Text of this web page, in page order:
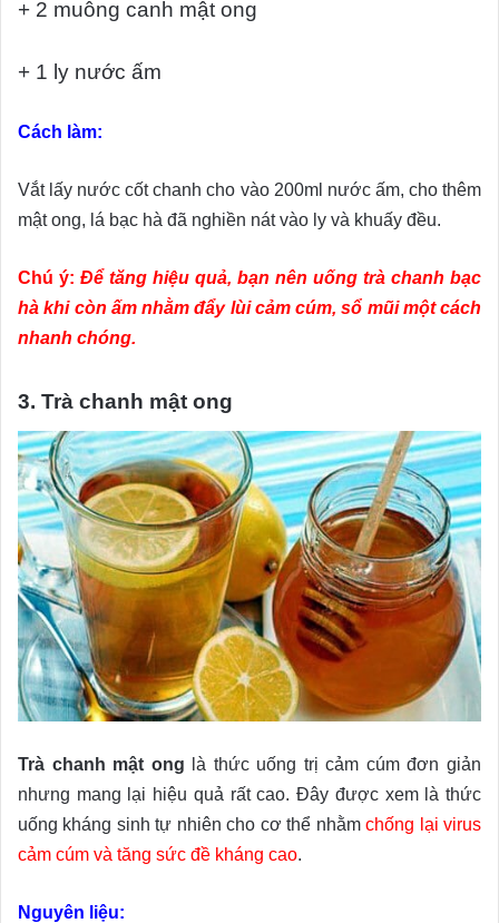
+ 2 muỗng canh mật ong
+ 1 ly nước ấm
Cách làm:
Vắt lấy nước cốt chanh cho vào 200ml nước ấm, cho thêm
mật ong, lá bạc hà đã nghiền nát vào ly và khuấy đều.
Chú ý: Để tăng hiệu quả, bạn nên uống trà chanh bạc
hà khi còn ấm nhằm đẩy lùi cảm cúm, sổ mũi một cách
nhanh chóng.
3. Trà chanh mật ong
Trà chanh mật ong là thức uống trị cảm cúm đơn giản
nhưng mang lại hiệu quả rất cao. Đây được xem là thức
uống kháng sinh tự nhiên cho cơ thể nhằmchống lại virus
cảm cúm và tăng sức đề kháng cao.
Nguyên liệu: